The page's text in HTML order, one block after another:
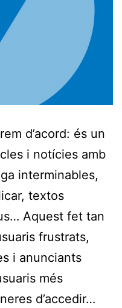
d’acord: és un
i notícies amb
interminables,
textos
Aquest fet tan
frustrats,
i anunciants
més
d’accedir…